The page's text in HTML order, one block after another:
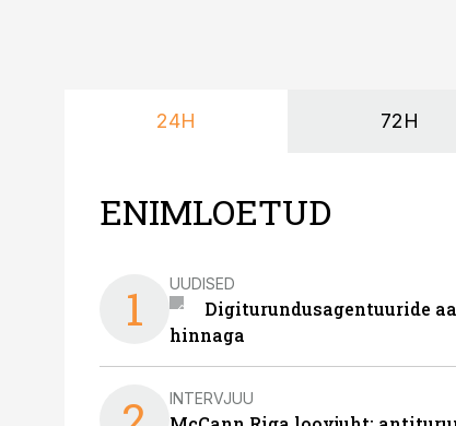
24H 72H
ENIMLOETUD
1 UUDISED
Digiturundusagentuuride
hinnaga
INTERVJUU